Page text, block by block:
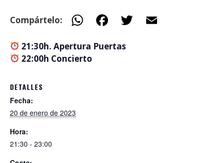
Compártelo: W
at
s
e
21:30h. Apertura Puertas
22:00h Concierto
DETALLES
Fecha:
20 de enero de 2023
Hora:
21:30 - 23:00